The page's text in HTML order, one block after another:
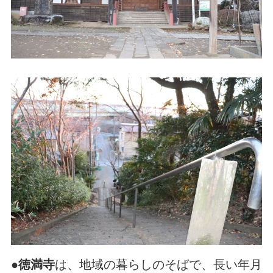
●徳満寺は、地域の暮らしのそばで、長い年月